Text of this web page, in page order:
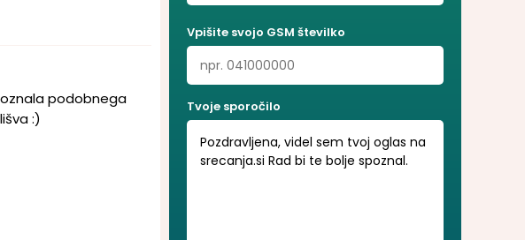
podobnega
:)
--
Telekom
A1
Telemach
T2
Vpišite svojo GSM številko
Tvoje sporočilo